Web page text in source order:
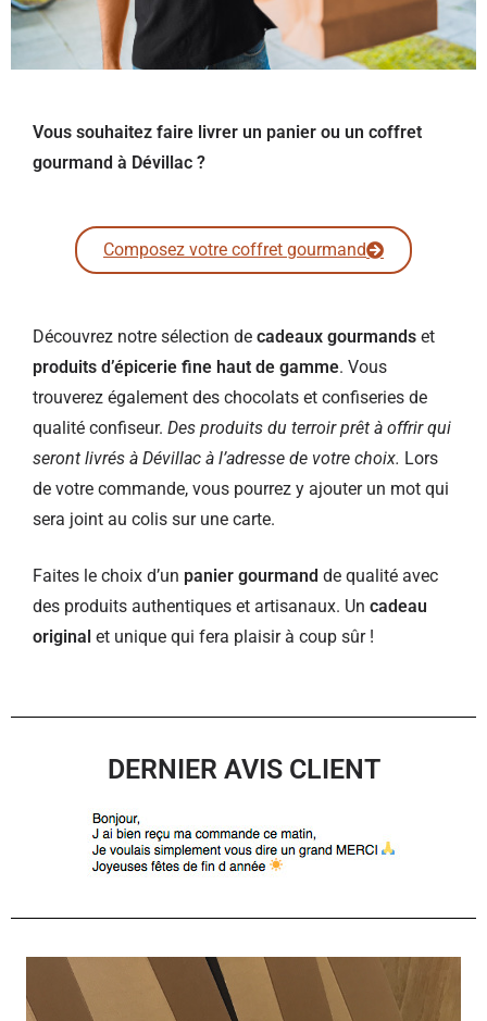
Vous souhaitez faire livrer un panier ou un coffret
gourmand à Dévillac ?
Composez votre coffret gourmand
Découvrez notre sélection de cadeaux gourmands et
produits d’épicerie fine haut de gamme. Vous
trouverez également des chocolats et confiseries de
qualité confiseur. Des produits du terroir prêt à offrir qui
seront livrés à Dévillac à l’adresse de votre choix. Lors
de votre commande, vous pourrez y ajouter un mot qui
sera joint au colis sur une carte.
Faites le choix d’un panier gourmand de qualité avec
des produits authentiques et artisanaux. Un cadeau
original et unique qui fera plaisir à coup sûr !
DERNIER AVIS CLIENT